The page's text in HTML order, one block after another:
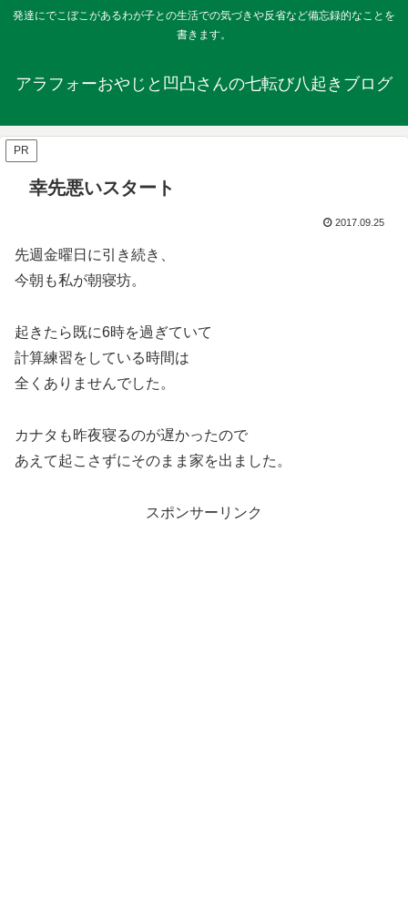
発達にでこぼこがあるわが子との生活での気づきや反省など備忘録的なことを
書きます。
アラフォーおやじと凹凸さんの七転び八起きブログ
PR
幸先悪いスタート
2017.09.25
先週金曜日に引き続き、
今朝も私が朝寝坊。
起きたら既に6時を過ぎていて
計算練習をしている時間は
全くありませんでした。
カナタも昨夜寝るのが遅かったので
あえて起こさずにそのまま家を出ました。
スポンサーリンク